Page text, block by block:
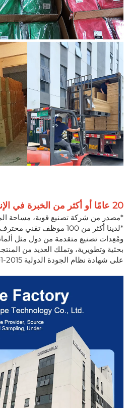
20 عامًا أو أكثر من الخبرة في الإنتاج والتصنيع
*مصدر من شركة تصنيع قوية، مساحة المصنع 10000
*لدينا أكثر من 100 موظف تقني
ومُعِدات تصنيع متقدمة من دول مثل ألمانيا
بحثية وتطويرية، وتملك العديد من
على شهادة نظام الجودة الدولية ISO9001-2015.